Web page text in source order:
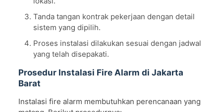
Tanda tangan kontrak pekerjaan dengan detail
sistem yang dipilih.
Proses instalasi dilakukan sesuai dengan jadwal
yang telah disepakati.
Prosedur Instalasi Fire Alarm di Jakarta
Barat
Instalasi fire alarm membutuhkan perencanaan yang